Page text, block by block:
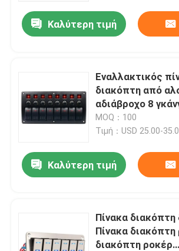
Καλύτερη τιμή
Εναλλακτικός
διακόπτη από
αδιάβροχο 8
διακόπτης
προστασία από
MOQ：100
Τιμή：USD 25.00-
Καλύτερη τιμή
Πίνακα διακόπτη
Πίνακα
διακόπτη ροκέρ